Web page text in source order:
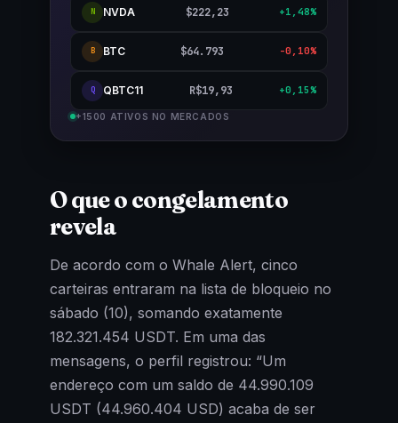
N NVDA $222,23 +1,48%
B BTC $64.793 -0,10%
Q QBTC11 R$19,93 +0,15%
+1500 ATIVOS NO MERCADOS
O que o congelamento
revela
De acordo com o Whale Alert, cinco
carteiras entraram na lista de bloqueio no
sábado (10), somando exatamente
182.321.454 USDT. Em uma das
mensagens, o perfil registrou: “Um
endereço com um saldo de 44.990.109
USDT (44.960.404 USD) acaba de ser